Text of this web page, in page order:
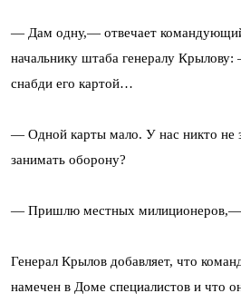
— Дам одну,— отвечает
начальнику штаба генералу
снабди его картой…
— Одной карты мало. У нас никто не
занимать оборону?
— Пришлю местных милиционеров,—
Генерал Крылов добавляет, что
намечен в Доме специалистов и что